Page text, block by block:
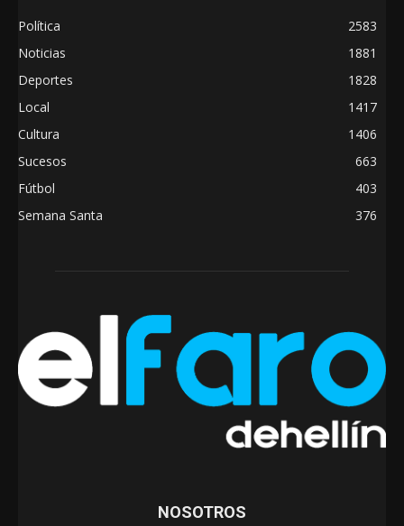
Política
2583
Noticias
1881
Deportes
1828
Local
1417
Cultura
1406
Sucesos
663
Fútbol
403
Semana Santa
376
NOSOTROS